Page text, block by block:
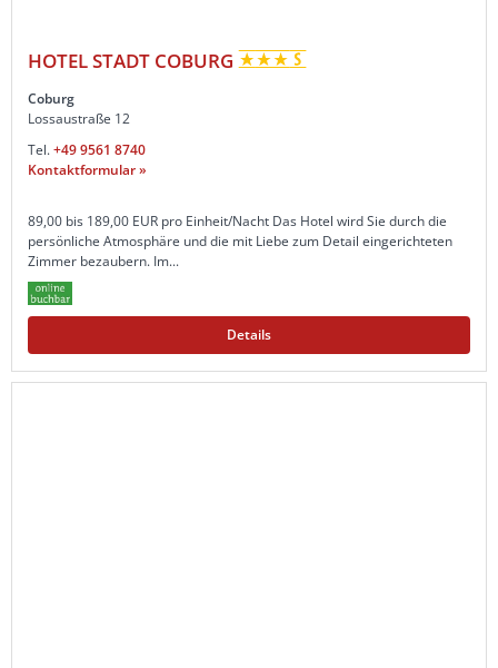
HOTEL STADT COBURG
Coburg
Lossaustraße 12
Tel.+49 9561 8740
Kontaktformular »
89,00 bis 189,00 EUR pro Einheit/Nacht Das Hotel wird Sie durch die
persönliche Atmosphäre und die mit Liebe zum Detail eingerichteten
Zimmer bezaubern. Im...
Details